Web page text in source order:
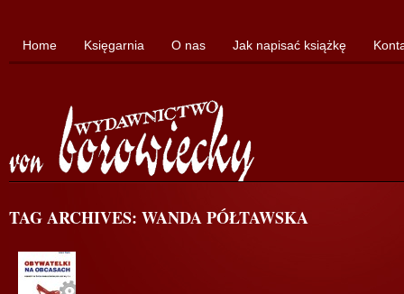
Home Księgarnia O nas Jak napisać książkę
TAG ARCHIVES: WANDA PÓŁTAWSKA